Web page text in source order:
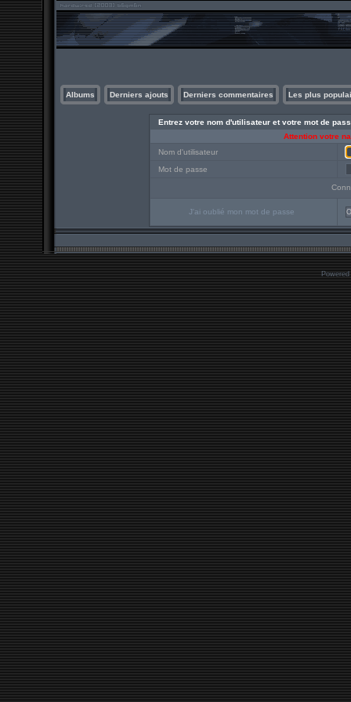
Albums Derniers ajouts Derniers commentaires Les plus
Entrez votre nom d'utilisateur et votre mot de
Attention votre
Nom d'utilisateur
Mot de passe
J'ai oublié mon mot de passe